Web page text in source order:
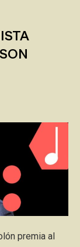
premia al